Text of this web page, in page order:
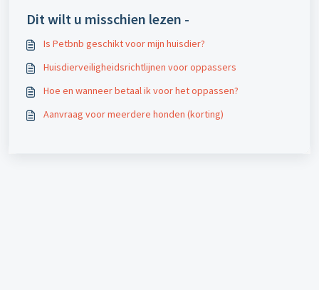
Dit wilt u misschien lezen -
Is Petbnb geschikt voor mijn huisdier?
Huisdierveiligheidsrichtlijnen voor oppassers
Hoe en wanneer betaal ik voor het oppassen?
Aanvraag voor meerdere honden (korting)